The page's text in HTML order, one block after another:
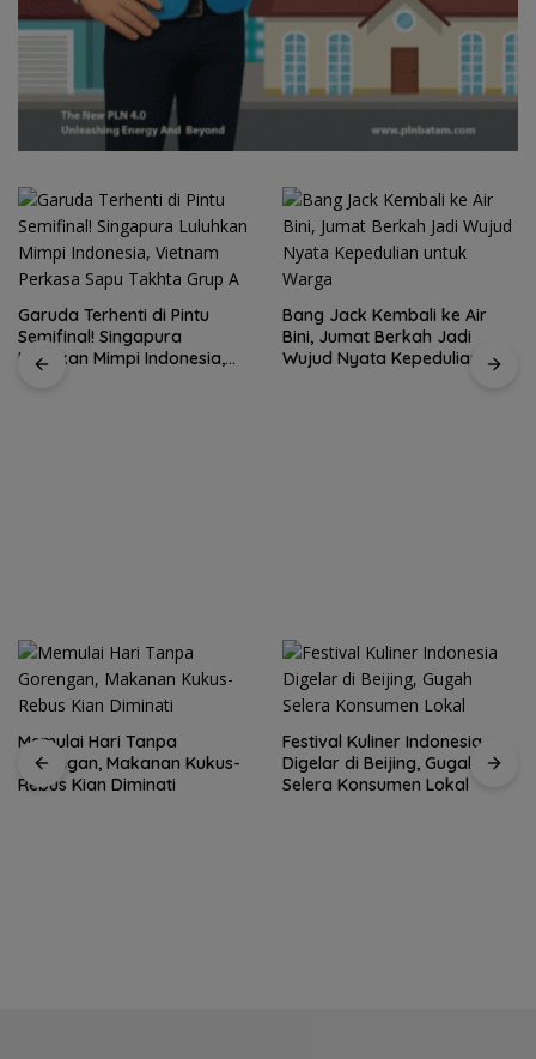
Garuda Terhenti di Pintu
Semifinal! Singapura
Luluhkan Mimpi Indonesia,
Bang Jack Kembali ke Air
Bini, Jumat Berkah Jadi
Wujud Nyata Kepedulian
Memulai Hari Tanpa
Gorengan, Makanan Kukus-
Rebus Kian Diminati
Festival Kuliner Indonesia
Digelar di Beijing, Gugah
Selera Konsumen Lokal